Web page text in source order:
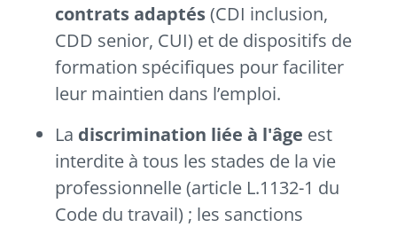
contrats adaptés(CDI inclusion,
CDD senior, CUI) et de dispositifs de
formation spécifiques pour faciliter
leur maintien dans l’emploi.
La discrimination liée à l'âge est
interdite à tous les stades de la vie
professionnelle (article L.1132-1 du
Code du travail) ; les sanctions